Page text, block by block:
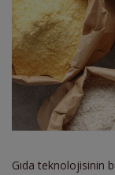
Gıda teknolojisinin